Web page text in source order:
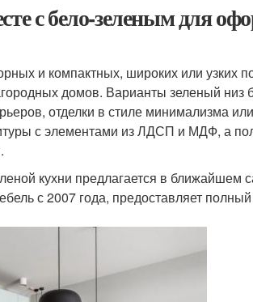
с бело-зеленым для
и компактных, широких или узких
домов. Варианты зеленый низ
отделки в стиле минимализма
с элементами из ЛДСП и МДФ, а
кухни предлагается в ближайшем
с 2007 года, предоставляет полный